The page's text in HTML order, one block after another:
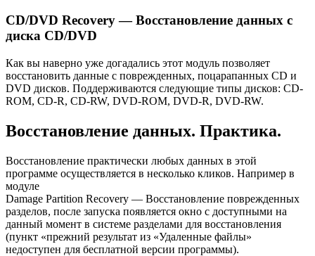
CD/DVD Recovery — Восстановление данных с
диска CD/DVD
Как вы наверно уже догадались этот модуль позволяет
восстановить данные с поврежденных, поцарапанных CD и
DVD дисков. Поддерживаются следующие типы дисков: CD-
ROM, CD-R, CD-RW, DVD-ROM, DVD-R, DVD-RW.
Восстановление данных. Практика.
Восстановление практически любых данных в этой
программе осуществляется в несколько кликов. Например в
модуле
Damage Partition Recovery — Восстановление поврежденных
разделов, после запуска появляется окно с доступными на
данный момент в системе разделами для восстановления
(пункт «прежний результат из «Удаленные файлы»
недоступен для бесплатной версии программы).